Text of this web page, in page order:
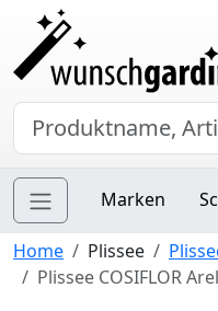
Marken
Home Plissee
Plissee COSIFLOR